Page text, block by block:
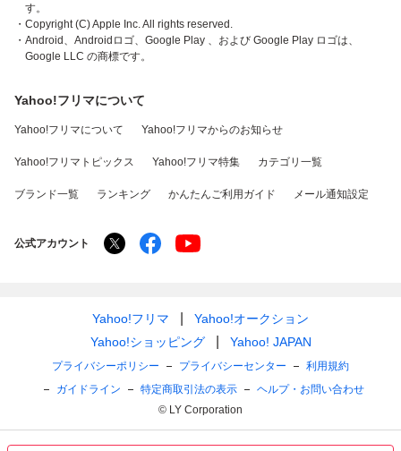
す。
・Copyright (C) Apple Inc. All rights reserved.
・Android、Androidロゴ、Google Play 、および Google Play ロゴは、
Google LLC の商標です。
Yahoo!フリマについて
Yahoo!フリマについて Yahoo!フリマからのお知らせ
Yahoo!フリマトピックス Yahoo!フリマ特集 カテゴリ一覧
ブランド一覧 ランキング かんたんご利用ガイド メール通知設定
公式アカウント
Yahoo!フリマ
Yahoo!オークション
Yahoo!ショッピング
Yahoo! JAPAN
プライバシーポリシー プライバシーセンター
利用規約
ガイドライン
特定商取引法の表示
ヘルプ・お問い合わせ
© LY Corporation